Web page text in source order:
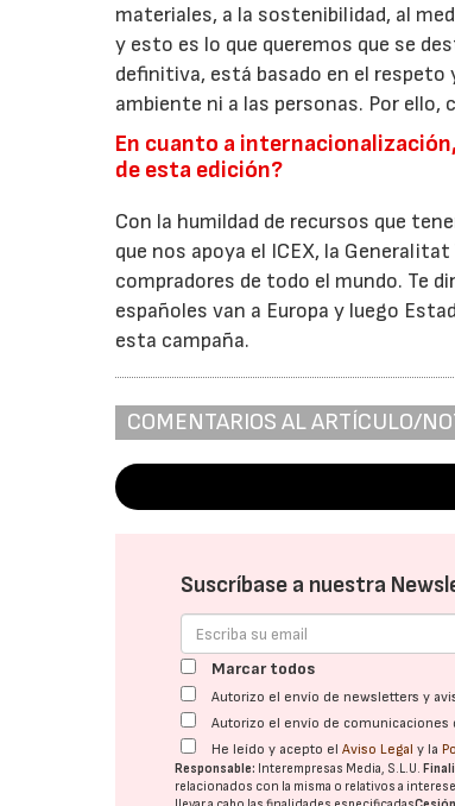
materiales, a la sostenibilidad, al
y esto es lo que queremos que se
definitiva, está basado en el
ambiente ni a las personas. Por ello,
En cuanto a
de esta edición?
Con la humildad de recursos que
que nos apoya el ICEX, la
compradores de todo el mundo. Te
españoles van a Europa y luego
esta campaña.
COMENTARIOS AL ARTÍCULO/
Suscríbase a nuestra
Marcar todos
Autorizo el envío de newsletters y
Autorizo el envío de
He leído y acepto elAviso Legal y la
Responsable: Interempresas Media, S.L.U.
relacionados con la misma o relativos a